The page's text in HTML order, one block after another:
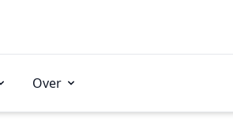
Over